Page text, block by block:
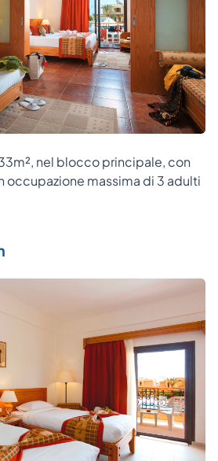
nel blocco principale, con
occupazione massima di 3 adulti